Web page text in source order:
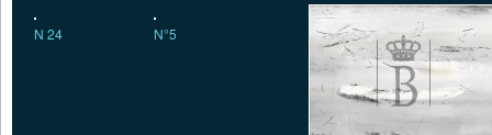
N 24 N°5